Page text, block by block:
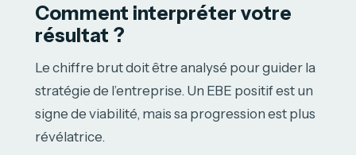
Comment interpréter votre
résultat ?
Le chiffre brut doit être analysé pour guider la
stratégie de l’entreprise. Un EBE positif est un
signe de viabilité, mais sa progression est plus
révélatrice.